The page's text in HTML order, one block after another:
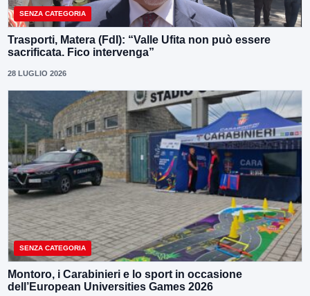
SENZA CATEGORIA
Trasporti, Matera (FdI): “Valle Ufita non può essere
sacrificata. Fico intervenga”
28 LUGLIO 2026
SENZA CATEGORIA
Montoro, i Carabinieri e lo sport in occasione
dell’European Universities Games 2026